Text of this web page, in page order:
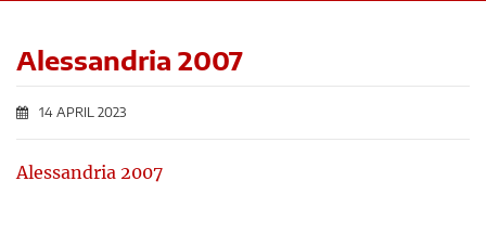
Alessandria 2007
14 APRIL 2023
Alessandria 2007